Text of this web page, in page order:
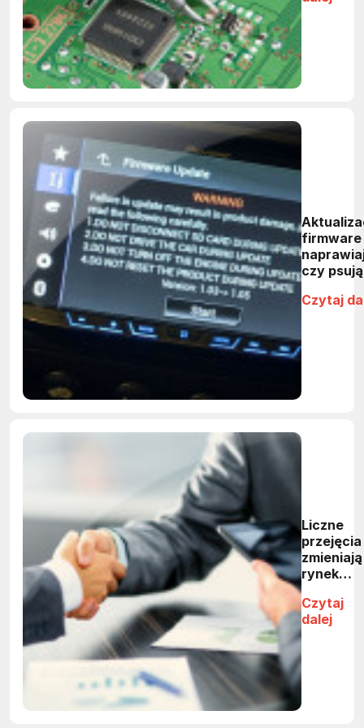
firmware
czy
Czytaj
Liczne
przejęcia
zmieniają
rynek
Czytaj
dalej